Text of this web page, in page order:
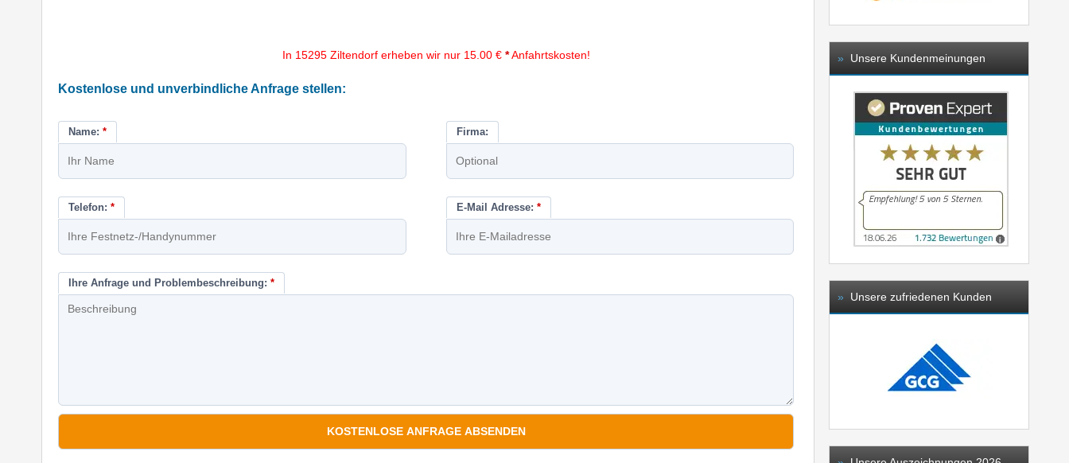
In 15295 Ziltendorf erheben wir nur 15.00 € *Anfahrtskosten!
Kostenlose und unverbindliche Anfrage stellen:
Name: * Firma:
Telefon: * E-Mail Adresse: *
Ihre Anfrage und Problembeschreibung: *
» Unsere Kundenmeinungen
» Unsere zufriedenen Kunden